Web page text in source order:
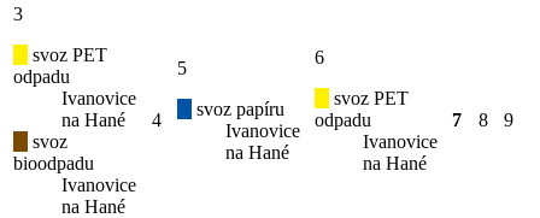
3
svoz PET
odpadu
Ivanovice
na Hané
svoz
bioodpadu
Ivanovice
na Hané
4
5
svoz papíru
Ivanovice
na Hané
6
svoz PET
odpadu
Ivanovice
na Hané
7 8 9